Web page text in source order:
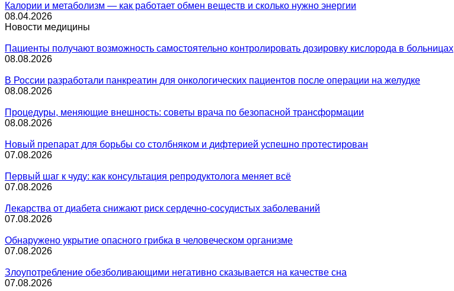
Калории и метаболизм — как работает обмен веществ и сколько нужно энергии
08.04.2026
Новости медицины
Пациенты получают возможность самостоятельно контролировать дозировку кислорода в больницах
08.08.2026
В России разработали панкреатин для онкологических пациентов после операции на желудке
08.08.2026
Процедуры, меняющие внешность: советы врача по безопасной трансформации
08.08.2026
Новый препарат для борьбы со столбняком и дифтерией успешно протестирован
07.08.2026
Первый шаг к чуду: как консультация репродуктолога меняет всё
07.08.2026
Лекарства от диабета снижают риск сердечно-сосудистых заболеваний
07.08.2026
Обнаружено укрытие опасного грибка в человеческом организме
07.08.2026
Злоупотребление обезболивающими негативно сказывается на качестве сна
07.08.2026